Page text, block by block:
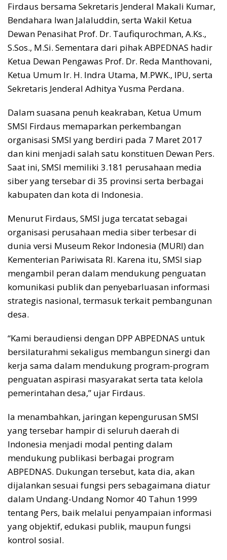
Firdaus bersama Sekretaris Jenderal Makali Kumar,
Bendahara Iwan Jalaluddin, serta Wakil Ketua
Dewan Penasihat Prof. Dr. Taufiqurochman, A.Ks.,
S.Sos., M.Si. Sementara dari pihak ABPEDNAS hadir
Ketua Dewan Pengawas Prof. Dr. Reda Manthovani,
Ketua Umum Ir. H. Indra Utama, M.PWK., IPU, serta
Sekretaris Jenderal Adhitya Yusma Perdana.
Dalam suasana penuh keakraban, Ketua Umum
SMSI Firdaus memaparkan perkembangan
organisasi SMSI yang berdiri pada 7 Maret 2017
dan kini menjadi salah satu konstituen Dewan Pers.
Saat ini, SMSI memiliki 3.181 perusahaan media
siber yang tersebar di 35 provinsi serta berbagai
kabupaten dan kota di Indonesia.
Menurut Firdaus, SMSI juga tercatat sebagai
organisasi perusahaan media siber terbesar di
dunia versi Museum Rekor Indonesia (MURI) dan
Kementerian Pariwisata RI. Karena itu, SMSI siap
mengambil peran dalam mendukung penguatan
komunikasi publik dan penyebarluasan informasi
strategis nasional, termasuk terkait pembangunan
desa.
“Kami beraudiensi dengan DPP ABPEDNAS untuk
bersilaturahmi sekaligus membangun sinergi dan
kerja sama dalam mendukung program-program
penguatan aspirasi masyarakat serta tata kelola
pemerintahan desa,” ujar Firdaus.
Ia menambahkan, jaringan kepengurusan SMSI
yang tersebar hampir di seluruh daerah di
Indonesia menjadi modal penting dalam
mendukung publikasi berbagai program
ABPEDNAS. Dukungan tersebut, kata dia, akan
dijalankan sesuai fungsi pers sebagaimana diatur
dalam Undang-Undang Nomor 40 Tahun 1999
tentang Pers, baik melalui penyampaian informasi
yang objektif, edukasi publik, maupun fungsi
kontrol sosial.